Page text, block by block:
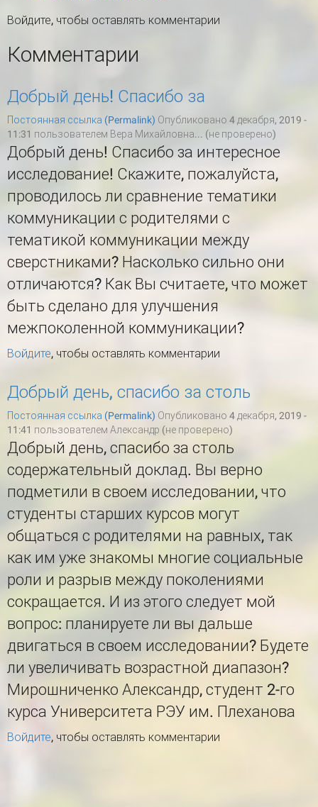
Войдите, чтобы оставлять комментарии
Комментарии
Добрый день! Спасибо за
Постоянная ссылка (Permalink) Опубликовано 4 декабря, 2019 -
11:31 пользователем Вера Михайловна... (не проверено)
Добрый день! Спасибо за интересное
исследование! Скажите, пожалуйста,
проводилось ли сравнение тематики
коммуникации с родителями с
тематикой коммуникации между
сверстниками? Насколько сильно они
отличаются? Как Вы считаете, что может
быть сделано для улучшения
межпоколенной коммуникации?
Войдите, чтобы оставлять комментарии
Добрый день, спасибо за столь
Постоянная ссылка (Permalink) Опубликовано 4 декабря, 2019 -
11:41 пользователем Александр (не проверено)
Добрый день, спасибо за столь
содержательный доклад. Вы верно
подметили в своем исследовании, что
студенты старших курсов могут
общаться с родителями на равных, так
как им уже знакомы многие социальные
роли и разрыв между поколениями
сокращается. И из этого следует мой
вопрос: планируете ли вы дальше
двигаться в своем исследовании? Будете
ли увеличивать возрастной диапазон?
Мирошниченко Александр, студент 2-го
курса Университета РЭУ им. Плеханова
Войдите, чтобы оставлять комментарии